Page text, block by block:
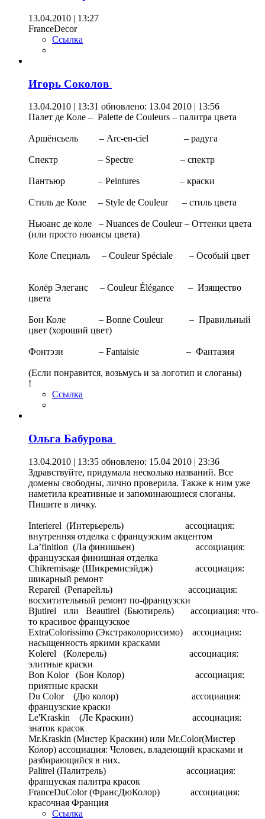
13.04.2010 | 13:27
FranceDecor
Ссылка
Игорь Соколов
13.04.2010 | 13:31 обновлено: 13.04 2010 | 13:56
Палет де Коле – Palette de Couleurs – палитра цвета
Аршёнсьель – Аrc-en-ciel – радуга
Спектр – Spectre – спектр
Пантьюр – Peintures – краски
Стиль де Коле – Style de Couleur – стиль цвета
Ньюанс де коле – Nuances de Couleur – Оттенки цвета
(или просто нюансы цвета)
Коле Специаль – Couleur Spéciale – Особый цвет
Колёр Элеганс – Couleur Élégance – Изящество
цвета
Бон Коле – Bonne Couleur – Правильный
цвет (хороший цвет)
Фонтэзи – Fantaisie – Фантазия
(Если понравится, возьмусь и за логотип и слоганы)
!
Ссылка
Ольга Бабурова
13.04.2010 | 13:35 обновлено: 15.04 2010 | 23:36
Здравствуйте, придумала несколько названий. Все
домены свободны, лично проверила. Также к ним уже
наметила креативные и запоминающиеся слоганы.
Пишите в личку.
Interierel (Интерьерель) ассоциация:
внутренняя отделка с французским акцентом
La’finition (Ла финишьен) ассоциация:
французская финишная отделка
Chikremisage (Шикремисэйдж) ассоциация:
шикарный ремонт
Repareil (Репарейль) ассоциация:
восхитительный ремонт по-французски
Bjutirel или Beautirel (Бьютирель) ассоциация: что-
то красивое французское
ExtraColorissimo (Экстраколориссимо) ассоциация:
насыщенность яркими красками
Kolerel (Колерель) ассоциация:
элитные краски
Bon Kolor (Бон Колор) ассоциация:
приятные краски
Du Сolor (Дю колор) ассоциация:
французские краски
Le'Kraskin (Ле Краскин) ассоциация:
знаток красок
Mr.Kraskin (Мистер Краскин) или Mr.Color(Мистер
Колор) ассоциация: Человек, владеющий красками и
разбирающийся в них.
Palitrel (Палитрель) ассоциация:
француская палитра красок
FranceDuColor (ФрансДюКолор) ассоциация:
красочная Франция
Ссылка